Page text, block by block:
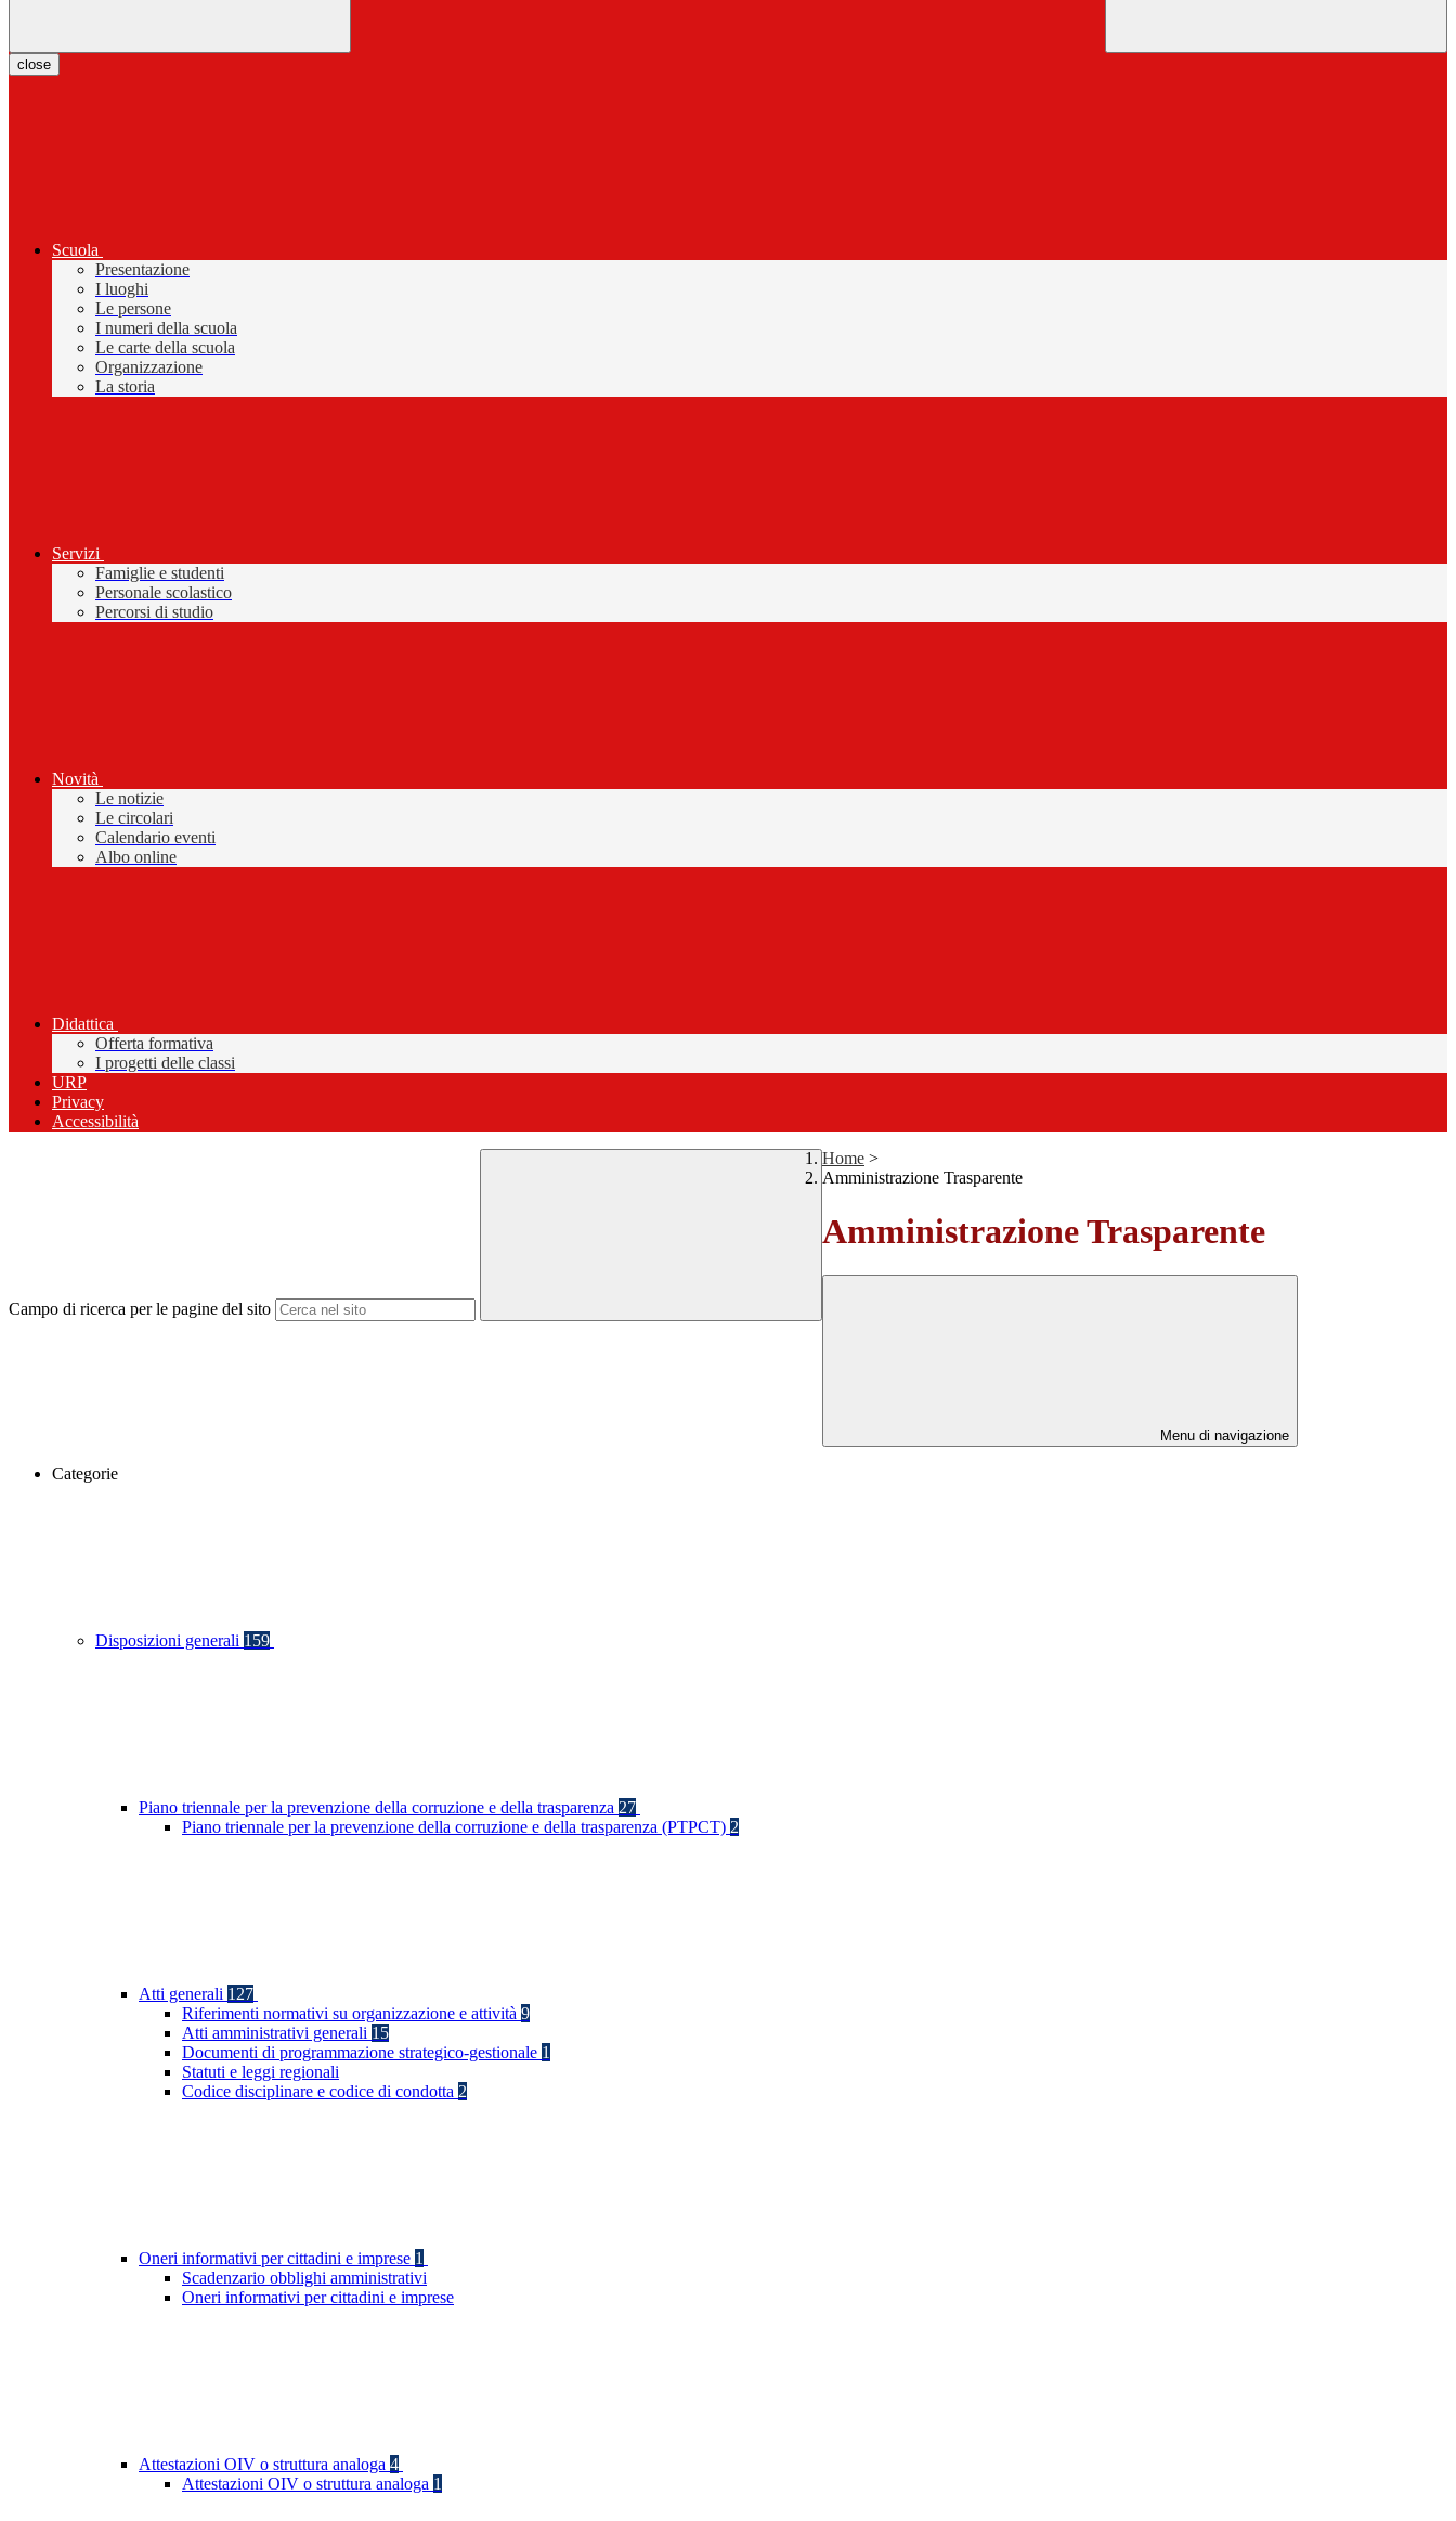
close
Scuola
Presentazione
I luoghi
Le persone
I numeri della scuola
Le carte della scuola
Organizzazione
La storia
Servizi
Famiglie e studenti
Personale scolastico
Percorsi di studio
Novità
Le notizie
Le circolari
Calendario eventi
Albo online
Didattica
Offerta formativa
I progetti delle classi
URP
Privacy
Accessibilità
Campo di ricerca per le pagine del sito
Home >
Amministrazione Trasparente
Amministrazione Trasparente
Menu di navigazione
Categorie
Disposizioni generali 159
Piano triennale per la prevenzione della corruzione e della trasparenza 27
Piano triennale per la prevenzione della corruzione e della trasparenza (PTPCT) 2
Atti generali 127
Riferimenti normativi su organizzazione e attività 9
Atti amministrativi generali 15
Documenti di programmazione strategico-gestionale 1
Statuti e leggi regionali
Codice disciplinare e codice di condotta 2
Oneri informativi per cittadini e imprese 1
Scadenzario obblighi amministrativi
Oneri informativi per cittadini e imprese
Attestazioni OIV o struttura analoga 4
Attestazioni OIV o struttura analoga 1